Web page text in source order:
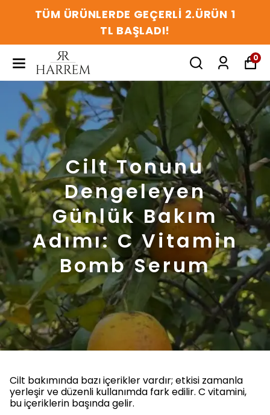
TÜM ÜRÜNLERDE GEÇERLİ 2.ÜRÜN 1
TL BAŞLADI!
0
Cilt Tonunu
Dengeleyen
Günlük Bakım
Adımı: C Vitamin
Bomb Serum
Cilt bakımında bazı içerikler vardır; etkisi zamanla
yerleşir ve düzenli kullanımda fark edilir. C vitamini,
bu içeriklerin başında gelir.